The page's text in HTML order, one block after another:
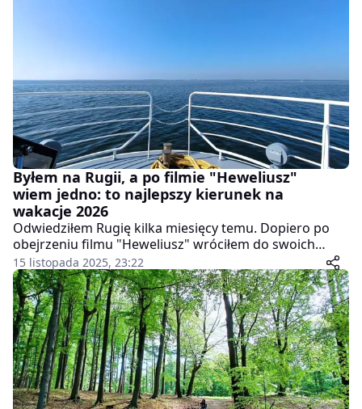
Byłem na Rugii, a po filmie "Heweliusz"
wiem jedno: to najlepszy kierunek na
wakacje 2026
Odwiedziłem Rugię kilka miesięcy temu. Dopiero po
obejrzeniu filmu "Heweliusz" wróciłem do swoich
zdjęć i nagrań i zrozumiałem, że wiele miejsc na tej
wyspie pokazuje Bałtyk dokładnie tak, jak widzimy go
w filmie — potężny, surowy i nieprzewidywalny. Jeśli
ktoś szuka pomysłu na wakacje 2026, Rugia jest
jednym z najciekawszych kierunków w naszej części
Europy.
15 listopada 2025, 23:22